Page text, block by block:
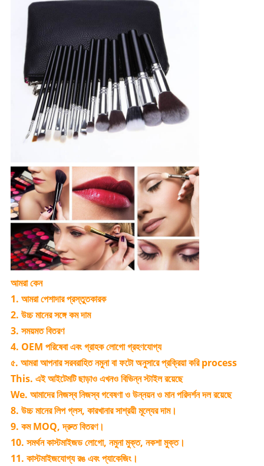
আমরা কেন
1. আমরা পেশাদার প্রস্তুতকারক
2. উচ্চ মানের সঙ্গে কম দাম
3. সময়মত বিতরণ
4. OEM পরিষেবা এবং গ্রাহক লোগো গ্রহণযোগ্য
৫. আমরা আপনার সরবরাহিত নমুনা বা ফটো অনুসারে প্রক্রিয়া করি process
This. এই আইটেমটি ছাড়াও এখনও বিভিন্ন স্টাইল রয়েছে
We. আমাদের নিজস্ব নিজস্ব গবেষণা ও উন্নয়ন ও মান পরিদর্শন দল রয়েছে
8. উচ্চ মানের লিপ গ্লস, কারখানার সাশ্রয়ী মূল্যের দাম।
9. কম MOQ, দ্রুত বিতরণ।
10. সমর্থন কাস্টমাইজড লোগো, নমুনা মুক্ত, নকশা মুক্ত।
11. কাস্টমাইজযোগ্য রঙ এবং প্যাকেজিং।